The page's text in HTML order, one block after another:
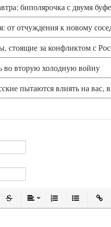
биполярочка с двумя
от отчуждения к новому
стоящие за конфликтом с
во вторую холодную войну
пытаются влиять на вас,
Зачеркнутый